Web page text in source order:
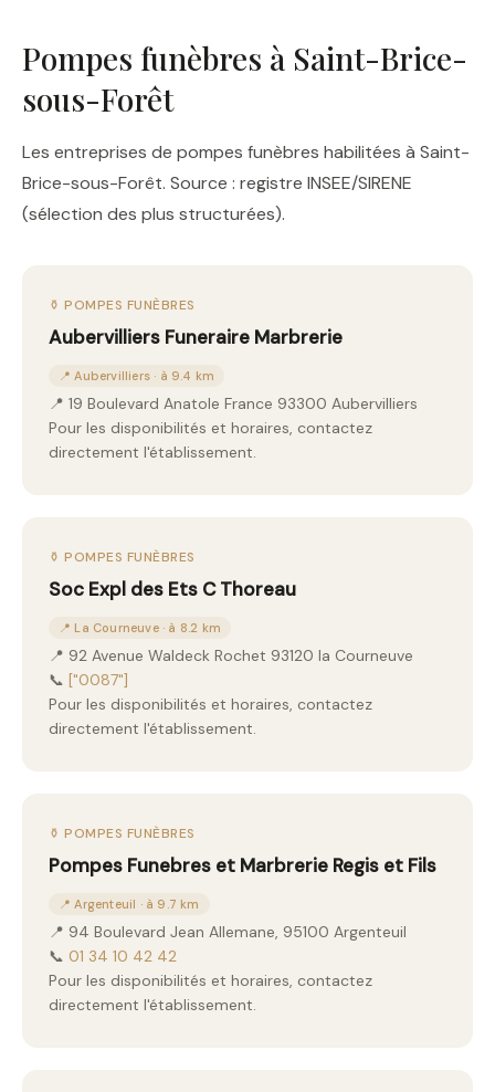
Pompes funèbres à Saint-Brice-
sous-Forêt
Les entreprises de pompes funèbres habilitées à Saint-
Brice-sous-Forêt. Source : registre INSEE/SIRENE
(sélection des plus structurées).
⚱️ POMPES FUNÈBRES
Aubervilliers Funeraire Marbrerie
📍 Aubervilliers · à 9.4 km
📍 19 Boulevard Anatole France 93300 Aubervilliers
Pour les disponibilités et horaires, contactez
directement l'établissement.
⚱️ POMPES FUNÈBRES
Soc Expl des Ets C Thoreau
📍 La Courneuve · à 8.2 km
📍 92 Avenue Waldeck Rochet 93120 la Courneuve
📞 ["0087"]
Pour les disponibilités et horaires, contactez
directement l'établissement.
⚱️ POMPES FUNÈBRES
Pompes Funebres et Marbrerie Regis et Fils
📍 Argenteuil · à 9.7 km
📍 94 Boulevard Jean Allemane, 95100 Argenteuil
📞 01 34 10 42 42
Pour les disponibilités et horaires, contactez
directement l'établissement.